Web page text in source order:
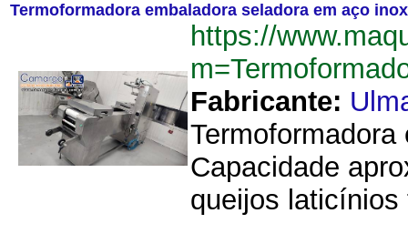
Termoformadora embaladora seladora em aço
https://
Fabricante:
Capacidade
queijos